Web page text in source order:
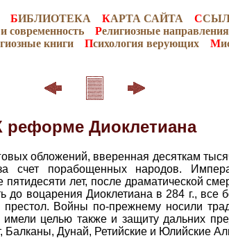
БИБЛИОТЕКА КАРТА САЙТА С
современность Религиозные направления
книги Психология верующих М
реформе Диоклетиана
обложений, вверенная десяткам
счет порабощенных народов.
пятидесяти лет, после драматической
до воцарения Диоклетиана в 284 г., все
Войны по-прежнему носили
целью также и защиту дальних
Дунай, Ретийские и Юлийские